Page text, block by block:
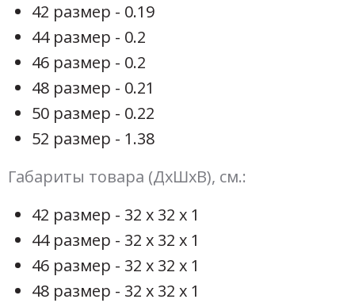
42 размер - 0.19
44 размер - 0.2
46 размер - 0.2
48 размер - 0.21
50 размер - 0.22
52 размер - 1.38
Габариты товара (ДхШхВ), см.:
42 размер - 32 х 32 х 1
44 размер - 32 х 32 х 1
46 размер - 32 х 32 х 1
48 размер - 32 х 32 х 1